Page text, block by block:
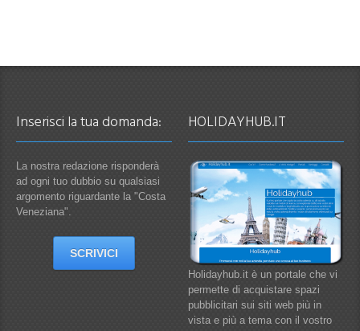
Inserisci la tua domanda:
La nostra redazione risponderà
ad ogni tuo dubbio su qualsiasi
argomento riguardante la "Costa
Veneziana".
SCRIVICI
HOLIDAYHUB.IT
Holidayhub.it è un portale che vi
permette di acquistare spazi
pubblicitari sui siti web più in
vista e più a tema con il vostro